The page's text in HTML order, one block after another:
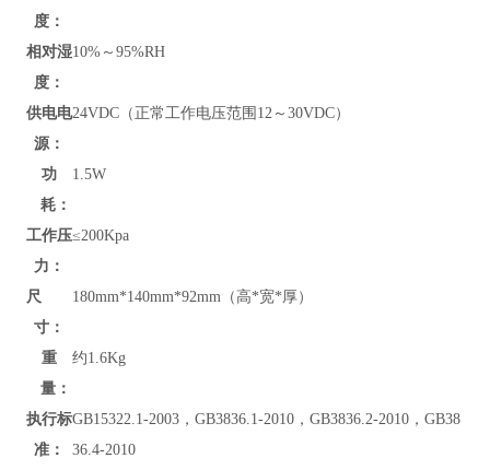
度：
相对湿
度：
10%～95%RH
供电电
源：
24VDC（正常工作电压范围12～30VDC）
功
耗：
1.5W
工作压
力：
≤200Kpa
尺
寸：
180mm*140mm*92mm（高*宽*厚）
重
量：
约1.6Kg
执行标
准：
GB15322.1-2003，GB3836.1-2010，GB3836.2-2010，GB38
36.4-2010